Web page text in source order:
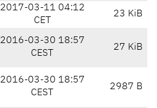
2017-03-11 04:12
CET
23 KiB
2016-03-30 18:57
CEST
27 KiB
2016-03-30 18:57
CEST
2987 B